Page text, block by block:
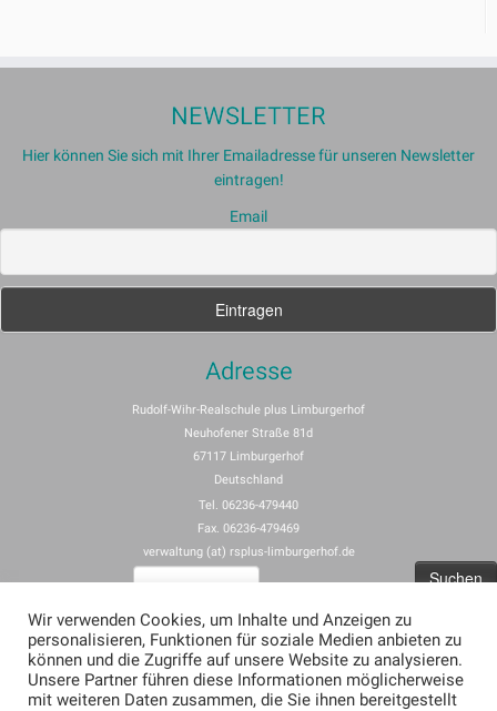
NEWSLETTER
Hier können Sie sich mit Ihrer Emailadresse für unseren Newsletter
eintragen!
Email
Adresse
Rudolf-Wihr-Realschule plus Limburgerhof
Neuhofener Straße 81d
67117 Limburgerhof
Deutschland
Tel. 06236-479440
Fax. 06236-479469
verwaltung (at) rsplus-limburgerhof.de
Impressum
Allgemeine Nutzungsbedingungen für rspus-limburgerhof.de
Erklärung zum Datenschutz (Privacy Policy) für rsplus-limburgerhof.de
Wir verwenden Cookies, um Inhalte und Anzeigen zu
personalisieren, Funktionen für soziale Medien anbieten zu
können und die Zugriffe auf unsere Website zu analysieren.
Unsere Partner führen diese Informationen möglicherweise
mit weiteren Daten zusammen, die Sie ihnen bereitgestellt